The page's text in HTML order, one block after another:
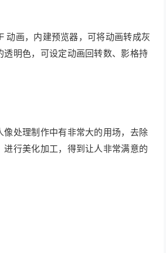
画，内建预览器，可将动画转成灰
透明色，可设定动画回转数、影格持
处理制作中有非常大的用场，去除
进行美化加工，得到让人非常满意的